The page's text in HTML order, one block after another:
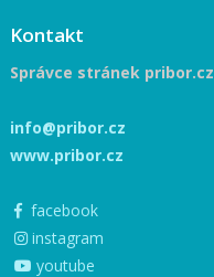
Kontakt
Správce stránek pribor.cz
info@pribor.cz
www.pribor.cz
facebook
instagram
youtube